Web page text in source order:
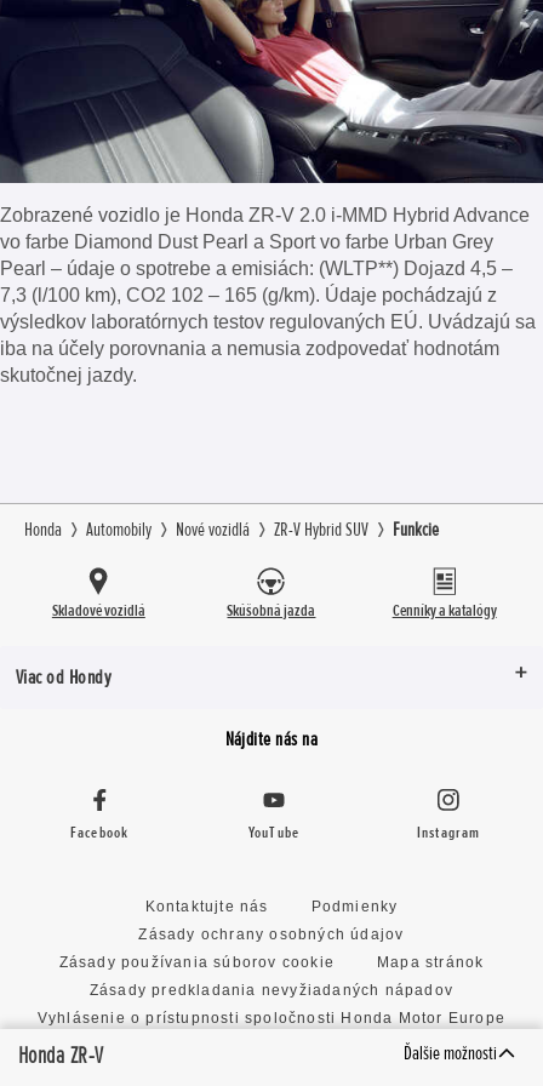
Honda ZR-V Ďalšie možnosti
Zobrazené vozidlo je Honda ZR-V 2.0 i-MMD Hybrid Advance
vo farbe Diamond Dust Pearl a Sport vo farbe Urban Grey
Pearl – údaje o spotrebe a emisiách: (WLTP**) Dojazd 4,5 –
7,3 (l/100 km), CO2 102 – 165 (g/km). Údaje pochádzajú z
výsledkov laboratórnych testov regulovaných EÚ. Uvádzajú sa
iba na účely porovnania a nemusia zodpovedať hodnotám
skutočnej jazdy.
Honda Automobily Nové vozidlá ZR-V Hybrid SUV Funkcie
Skladové vozidlá Skúšobná jazda Cenníky a katalógy
Viac od Hondy
Nájdite nás na
Facebook YouTube Instagram
Kontaktujte nás
Podmienky
Zásady ochrany osobných údajov
Zásady používania súborov cookie
Mapa stránok
Zásady predkladania nevyžiadaných nápadov
Vyhlásenie o prístupnosti spoločnosti Honda Motor Europe